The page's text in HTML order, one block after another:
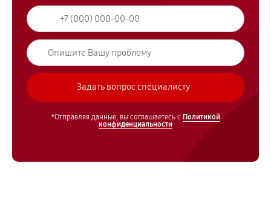
*Отправляя данные, вы соглашаетесь с Политикой
конфиденциальности